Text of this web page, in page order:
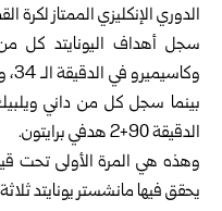
الدوري الإنكليزي الممتاز لكرة
الدقيقة 90+2 هدفي برايتون.
وهذه هي المرة الأولى تحت
يحقق فيها مانشستر يونايتد